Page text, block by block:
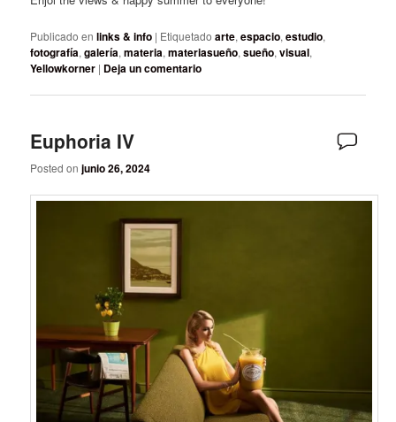
Publicado en links & info | Etiquetado arte,espacio,estudio,
fotografía,galería,materia,materiasueño,sueño,visual,
Yellowkorner | Deja un comentario
Euphoria IV
Posted onjunio 26, 2024